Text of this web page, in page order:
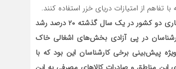
از امتیازات دریای خزر استفاده کنند.
برگردیم به مسائل اقتصادی و مناسبات تجاری؛ شما فرمودید مناسبات تجاری دو کشور در یک سال گذشته ۲۰ درصد رشد
در پی آزادی بخش‌های اشغالی خاک
پیش‌بینی برخی کارشناسان این بود که با